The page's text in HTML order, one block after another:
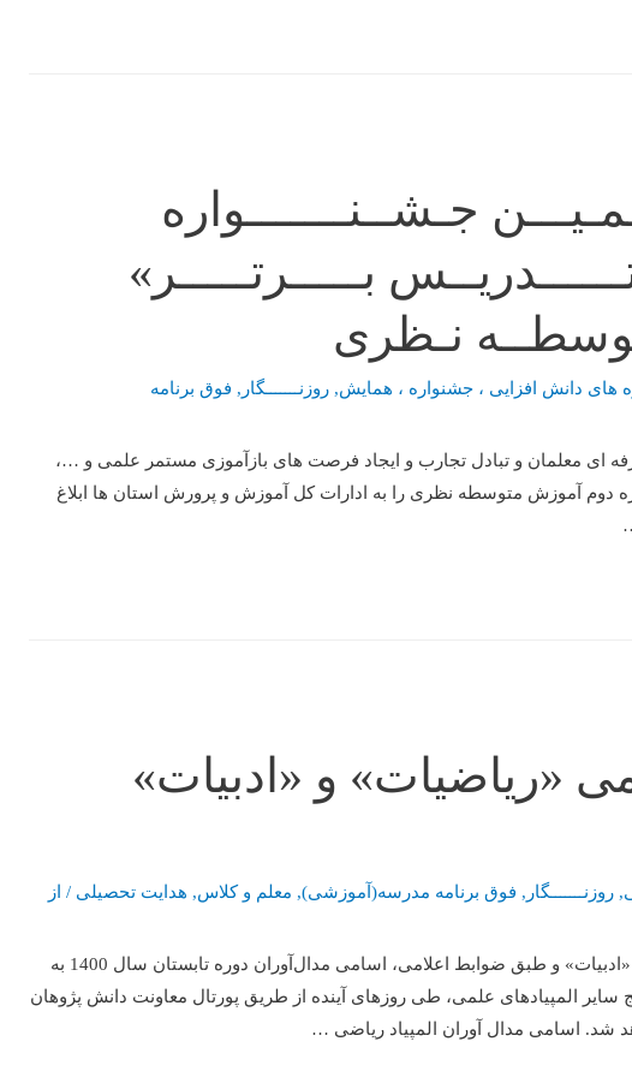
جـشــنـــــــواره
بـــــرتـــــر»
نـظری
های دانش افزایی ، جشنواره ، همایش, روزنـــــــگار , فوق برنامه
ای معلمان و تبادل تجارب و ایجاد فرصت های بازآموزی مستمر علمی و …،
دوم آموزش متوسطه نظری را به ادارات کل آموزش و پرورش استان ها ابلاغ
«ریاضیات» و «ادبیات»
, روزنـــــــگار , فوق برنامه مدرسه(آموزشی), معلم و کلاس, هدایت تحصیلی / از
به استناد نظر کمیته های علمی المپیادهای «ریاضیات» و «ادبیات» و طبق ضوابط اعلامی، اسامی مدال‌آوران دوره‌ تابستان سال 1400 به
سایر المپیادهای علمی، طی روزهای آینده از طریق پورتال معاونت دانش پژوهان